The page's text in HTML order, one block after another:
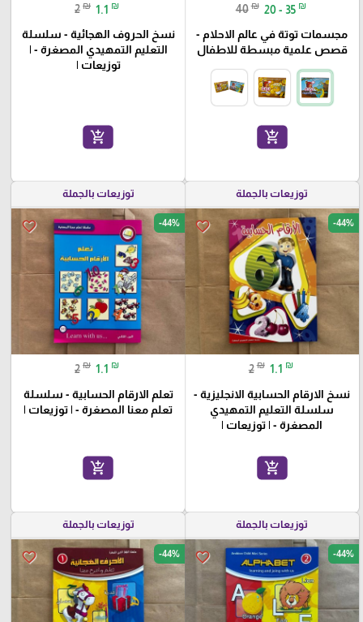
40 ₪ 20 - 35 ₪
مجسمات توتة في عالم الاحلام -
قصص علمية مبسطة للاطفال
add_shopping_cart
2 ₪ 1.1 ₪
نسخ الحروف الهجائية - سلسلة
التعليم التمهيدي المصغرة - |
توزيعات |
add_shopping_cart
توزيعات بالجملة
favorite_border -44%
2 ₪ 1.1 ₪
نسخ الارقام الحسابية الانجليزية -
سلسلة التعليم التمهيدي
المصغرة - | توزيعات |
add_shopping_cart
توزيعات بالجملة
favorite_border -44%
2 ₪ 1.1 ₪
تعلم الارقام الحسابية - سلسلة
تعلم معنا المصغرة - | توزيعات |
add_shopping_cart
توزيعات بالجملة
favorite_border -44%
توزيعات بالجملة
favorite_border -44%